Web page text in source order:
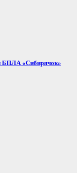
БПЛА «Сибирячок»